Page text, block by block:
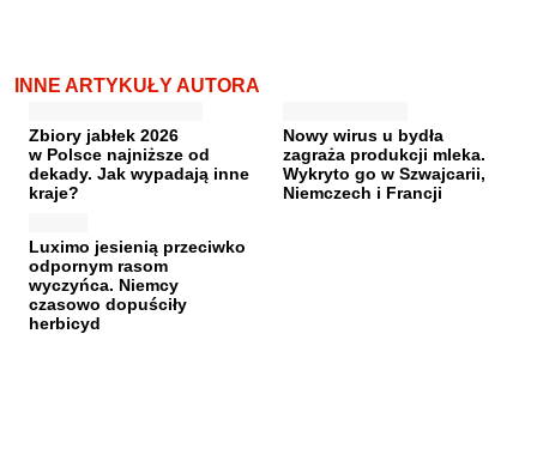
INNE ARTYKUŁY AUTORA
Zbiory jabłek 2026
w Polsce najniższe od
dekady. Jak wypadają inne
kraje?
Nowy wirus u bydła
zagraża produkcji mleka.
Wykryto go w Szwajcarii,
Niemczech i Francji
Luximo jesienią przeciwko
odpornym rasom
wyczyńca. Niemcy
czasowo dopuściły
herbicyd